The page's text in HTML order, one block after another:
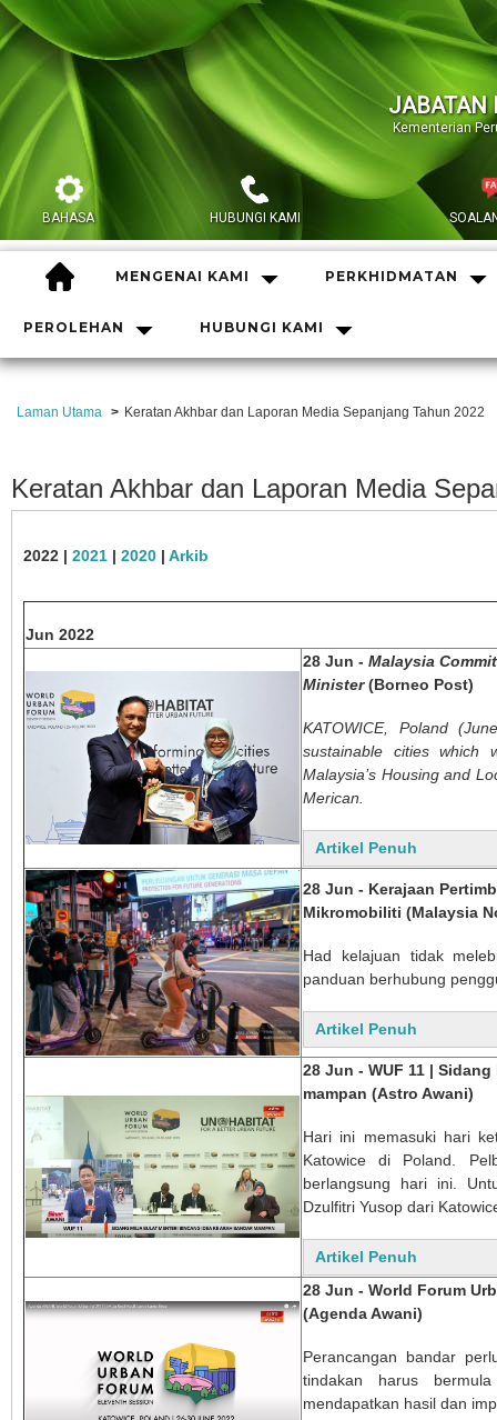
JABATAN
Kementerian
BAHASA HUBUNGI KAMI
HOME MENGENAI KAMI PERKHIDMATAN
PEROLEHAN HUBUNGI KAMI
Laman Utama Keratan Akhbar dan Laporan Media Sepanjang Tahun 2022
Keratan Akhbar dan Laporan Media
2022 | 2021 | 2020 | Arkib
Jun 2022
28 Jun - Malaysia
Minister(Borneo Post)
KATOWICE, Poland
sustainable cities
Malaysia’s Housing and
Merican.
Artikel Penuh
28 Jun - Kerajaan
Mikromobiliti (Malaysia
Had kelajuan tidak
panduan berhubung
Artikel Penuh
28 Jun - WUF 11 |
mampan (Astro Awani)
Hari ini memasuki hari
Katowice di Poland.
berlangsung hari ini.
Dzulfitri Yusop dari
Artikel Penuh
28 Jun - World Forum
(Agenda Awani)
Perancangan bandar
tindakan harus
mendapatkan hasil dan